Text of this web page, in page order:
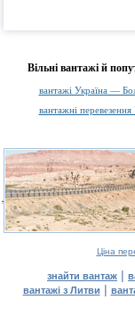
Вільні вантажі й
вантажі Україна —
вантажні
Ціна
знайти вантаж |
вантажі з Литви |